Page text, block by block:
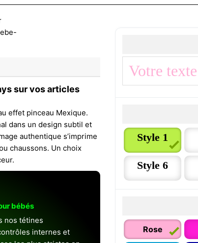
sur vos articles
effet pinceau Mexique.
dans un design subtil et
authentique s’imprime
chaussons. Un choix
bébés
nos tétines
internes et
Style 1
Style 6
Rose